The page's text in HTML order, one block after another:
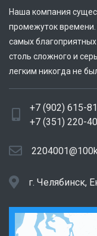
Наша компания
промежуток
самых
столь сложного и
легким никогда не
+7 (902) 615-
+7 (351) 220-
г. Челябинск,